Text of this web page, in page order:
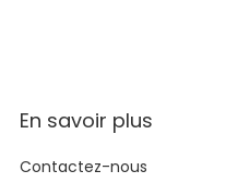
En savoir plus
Contactez-nous